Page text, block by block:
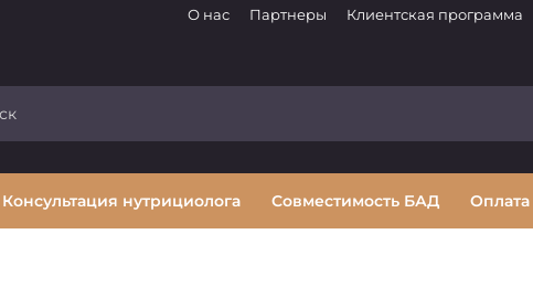
О нас Партнеры Клиентская программа
Консультация нутрициолога Совместимость БАД Оплата